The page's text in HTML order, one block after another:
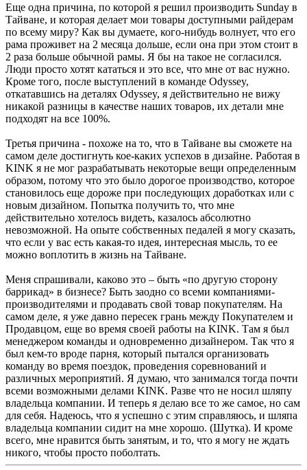
Еще одна причина, по которой я решил производить Sunday в
Тайване, и которая делает мои товары доступными райдерам
по всему миру? Как вы думаете, кого-нибудь волнует, что его
рама проживет на 2 месяца дольше, если она при этом стоит в
2 раза больше обычной рамы. Я бы на такое не согласился.
Люди просто хотят кататься и это все, что мне от вас нужно.
Кроме того, после выступлений в команде Odyssey,
откатавшись на деталях Odyssey, я действительно не вижу
никакой разницы в качестве наших товаров, их детали мне
подходят на все 100%.
Третья причина - похоже на то, что в Тайване вы сможете на
самом деле достигнуть кое-каких успехов в дизайне. Работая в
KINK я не мог разрабатывать некоторые вещи определенным
образом, потому что это было дорогое производство, которое
становилось еще дороже при последующих доработках или с
новым дизайном. Попытка получить то, что мне
действительно хотелось видеть, казалось абсолютно
невозможной. На опыте собственных педалей я могу сказать,
что если у вас есть какая-то идея, интересная мысль, то ее
можно воплотить в жизнь на Тайване.
Меня спрашивали, каково это – быть «по другую сторону
баррикад» в бизнесе? Быть заодно со всеми компаниями-
производителями и продавать свой товар покупателям. На
самом деле, я уже давно пересек грань между Покупателем и
Продавцом, еще во время своей работы на KINK. Там я был
менеджером команды и одновременно дизайнером. Так что я
был кем-то вроде парня, который пытался организовать
команду во время поездок, проведения соревнований и
различных мероприятий. Я думаю, что занимался тогда почти
всеми возможными делами KINK. Разве что не носил шляпу
владельца компании. И теперь я делаю все то же самое, но сам
для себя. Надеюсь, что я успешно с этим справляюсь, и шляпа
владельца компании сидит на мне хорошо. (Шутка). И кроме
всего, мне нравится быть занятым, и то, что я могу не ждать
никого, чтобы просто поболтать.